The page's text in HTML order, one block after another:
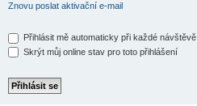
Znovu poslat aktivační e-mail
Přihlásit mě automaticky při každé návštěvě
Skrýt můj online stav pro toto přihlášení